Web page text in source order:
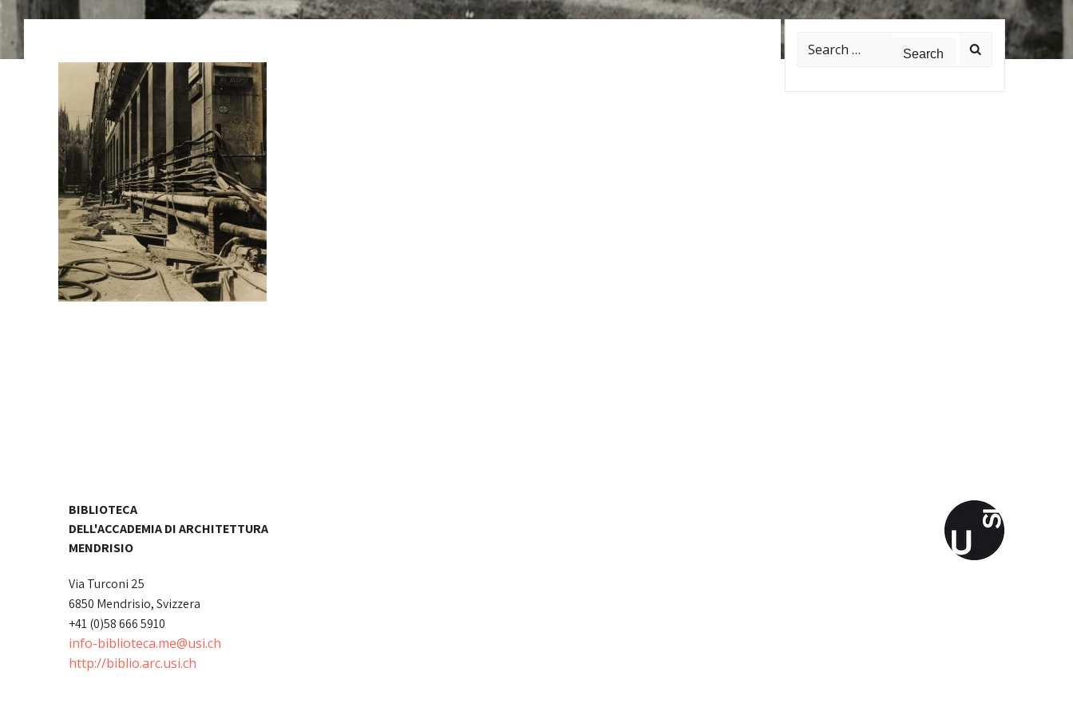
Search
BIBLIOTECA
DELL'ACCADEMIA DI ARCHITETTURA
MENDRISIO
Via Turconi 25
6850 Mendrisio, Svizzera
+41 (0)58 666 5910
info-biblioteca.me@usi.ch
http://biblio.arc.usi.ch